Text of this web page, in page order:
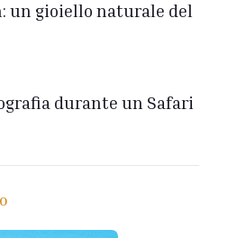
un gioiello naturale del
durante un Safari